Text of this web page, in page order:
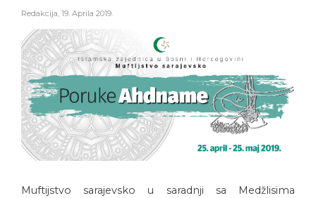
Redakcija, 19. Aprila 2019.
Muftijstvo sarajevsko u saradnji sa Medžlisima